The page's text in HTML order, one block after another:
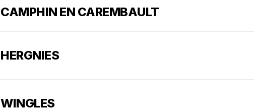
CAMPHIN EN CAREMBAULT
HERGNIES
WINGLES